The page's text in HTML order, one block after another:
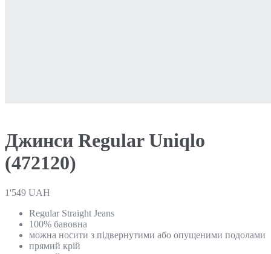
Джинси Regular Uniqlo
(472120)
1'549 UAH
Regular Straight Jeans
100% бавовна
можна носити з підвернутими або опущеними подолами
прямий крій